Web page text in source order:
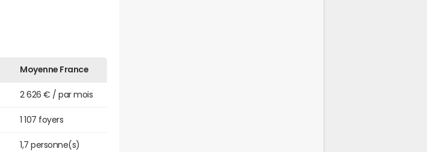
Moyenne France
2 626 € / par mois
1 107 foyers
1,7 personne(s)